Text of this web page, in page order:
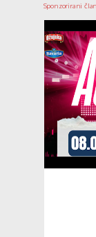
Sponzorirani